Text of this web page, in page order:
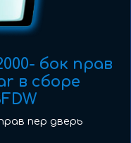
бок прав
в сборе
пер дверь